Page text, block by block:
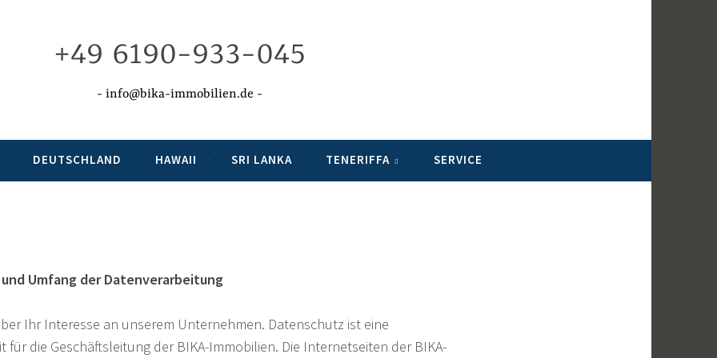
+49 6190-933-045
info@bika-immobilien.de
DEUTSCHLAND HAWAII SRI LANKA TENERIFFA SERVICE
Umfang der Datenverarbeitung
Ihr Interesse an unserem Unternehmen. Datenschutz ist eine
für die Geschäftsleitung der BIKA-Immobilien. Die Internetseiten der BIKA-